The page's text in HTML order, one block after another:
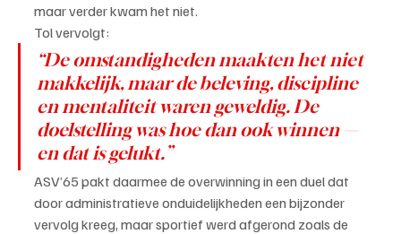
maar verder kwam het niet.
Tol vervolgt:
“De omstandigheden maakten het niet
makkelijk, maar de beleving, discipline
en mentaliteit waren geweldig. De
doelstelling was hoe dan ook winnen —
en dat is gelukt.”
ASV’65 pakt daarmee de overwinning in een duel dat
door administratieve onduidelijkheden een bijzonder
vervolg kreeg, maar sportief werd afgerond zoals de